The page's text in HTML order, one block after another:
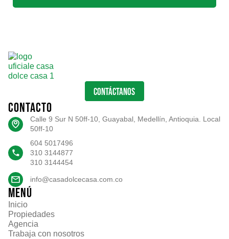
CONTÁCTANOS
CONTACTO
Calle 9 Sur N 50ff-10, Guayabal, Medellín, Antioquia. Local
50ff-10
604 5017496
310 3144877
310 3144454
info@casadolcecasa.com.co
MENÚ
Inicio
Propiedades
Agencia
Trabaja con nosotros